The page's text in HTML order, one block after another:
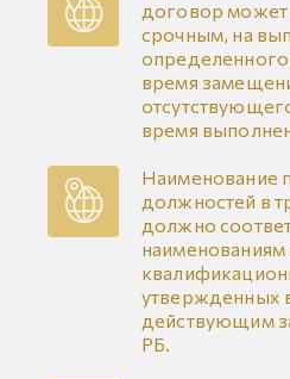
договор
срочным, на
время
время
Наименование
должностей в
должно
наименованиям
утвержденных
действующим
РБ.